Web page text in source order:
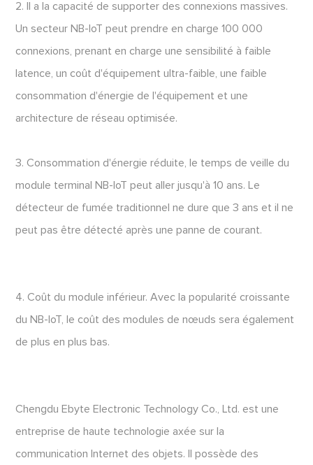
2. Il a la capacité de supporter des connexions massives.
Un secteur NB-IoT peut prendre en charge 100 000
connexions, prenant en charge une sensibilité à faible
latence, un coût d'équipement ultra-faible, une faible
consommation d'énergie de l'équipement et une
architecture de réseau optimisée.
3. Consommation d'énergie réduite, le temps de veille du
module terminal NB-IoT peut aller jusqu'à 10 ans. Le
détecteur de fumée traditionnel ne dure que 3 ans et il ne
peut pas être détecté après une panne de courant.
4. Coût du module inférieur. Avec la popularité croissante
du NB-IoT, le coût des modules de nœuds sera également
de plus en plus bas.
Chengdu Ebyte Electronic Technology Co., Ltd. est une
entreprise de haute technologie axée sur la
communication Internet des objets. Il possède des